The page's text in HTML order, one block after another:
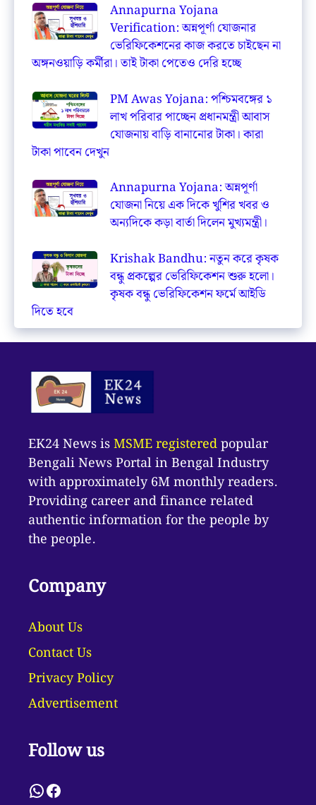
Annapurna Yojana
Verification: অন্নপূর্ণা যোজনার
ভেরিফিকেশনের কাজ করতে চাইছেন না
অঙ্গনওয়াড়ি কর্মীরা। তাই টাকা পেতেও দেরি হচ্ছে
PM Awas Yojana: পশ্চিমবঙ্গের ১
লাখ পরিবার পাচ্ছেন প্রধানমন্ত্রী আবাস
যোজনায় বাড়ি বানানোর টাকা। কারা
টাকা পাবেন দেখুন
Annapurna Yojana: অন্নপূর্ণা
যোজনা নিয়ে এক দিকে খুশির খবর ও
অন্যদিকে কড়া বার্তা দিলেন মুখ্যমন্ত্রী।
Krishak Bandhu: নতুন করে কৃষক
বন্ধু প্রকল্পের ভেরিফিকেশন শুরু হলো।
কৃষক বন্ধু ভেরিফিকেশন ফর্মে আইডি
দিতে হবে
EK24 News isMSME registeredpopular
Bengali News Portal in Bengal Industry
with approximately 6M monthly readers.
Providing career and finance related
authentic information for the people by
the people.
Company
About Us
Contact Us
Privacy Policy
Advertisement
Follow us
WhatsApp
Facebook